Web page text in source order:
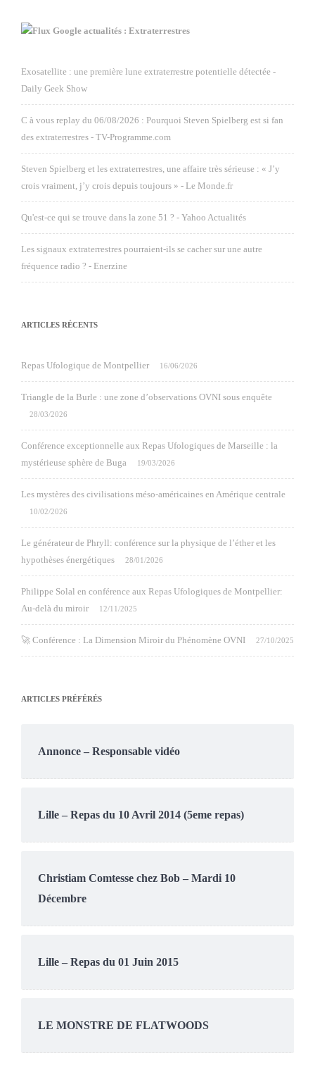
Google actualités : Extraterrestres
Exosatellite : une première lune extraterrestre potentielle détectée -
Daily Geek Show
C à vous replay du 06/08/2026 : Pourquoi Steven Spielberg est si fan
des extraterrestres - TV-Programme.com
Steven Spielberg et les extraterrestres, une affaire très sérieuse : « J’y
crois vraiment, j’y crois depuis toujours » - Le Monde.fr
Qu'est-ce qui se trouve dans la zone 51 ? - Yahoo Actualités
Les signaux extraterrestres pourraient-ils se cacher sur une autre
fréquence radio ? - Enerzine
ARTICLES RÉCENTS
Repas Ufologique de Montpellier 16/06/2026
Triangle de la Burle : une zone d’observations OVNI sous enquête
28/03/2026
Conférence exceptionnelle aux Repas Ufologiques de Marseille : la
mystérieuse sphère de Buga
19/03/2026
Les mystères des civilisations méso-américaines en Amérique centrale
10/02/2026
Le générateur de Phryll: conférence sur la physique de l’éther et les
hypothèses énergétiques
28/01/2026
Philippe Solal en conférence aux Repas Ufologiques de Montpellier:
Au-delà du miroir
12/11/2025
🚀 Conférence : La Dimension Miroir du Phénomène OVNI 27/10/2025
ARTICLES PRÉFÉRÉS
Annonce – Responsable vidéo
Lille – Repas du 10 Avril 2014 (5eme repas)
Christiam Comtesse chez Bob – Mardi 10
Décembre
Lille – Repas du 01 Juin 2015
LE MONSTRE DE FLATWOODS